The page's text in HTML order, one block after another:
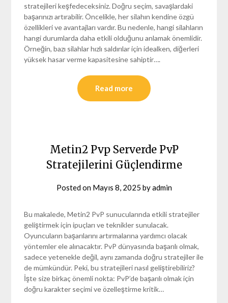
stratejileri keşfedeceksiniz. Doğru seçim, savaşlardaki
başarınızı artırabilir. Öncelikle, her silahın kendine özgü
özellikleri ve avantajları vardır. Bu nedenle, hangi silahların
hangi durumlarda daha etkili olduğunu anlamak önemlidir.
Örneğin, bazı silahlar hızlı saldırılar için idealken, diğerleri
yüksek hasar verme kapasitesine sahiptir….
Read more
Metin2 Pvp Serverde PvP
Stratejilerini Güçlendirme
Posted on Mayıs 8, 2025 byadmin
Bu makalede, Metin2 PvP sunucularında etkili stratejiler
geliştirmek için ipuçları ve teknikler sunulacak.
Oyuncuların başarılarını artırmalarına yardımcı olacak
yöntemler ele alınacaktır. PvP dünyasında başarılı olmak,
sadece yetenekle değil, aynı zamanda doğru stratejiler ile
de mümkündür. Peki, bu stratejileri nasıl geliştirebiliriz?
İşte size birkaç önemli nokta: PvP’de başarılı olmak için
doğru karakter seçimi ve özelleştirme kritik…